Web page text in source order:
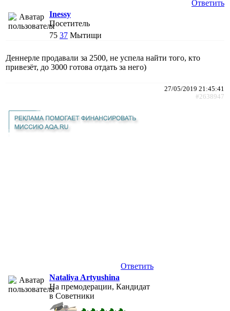
Ответить
Inessy
Посетитель
75 37 Мытищи
Деннерле продавали за 2500, не успела найти того, кто
привезёт, до 3000 готова отдать за него)
27/05/2019 21:45:41
#2638947
Ответить
Nataliya Artyushina
На премодерации, Кандидат
в Советники